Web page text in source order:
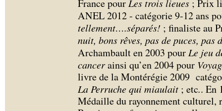
France pour Les trois lieues ; Prix
ANEL 2012 - catégorie 9-12 ans
tellement….séparés! ; finaliste au
nuit, bons rêves, pas de puces, pas
Archambault en 2003 pour Le jeu
cancerainsi qu’en 2004 pour
livre de la Montérégie 2009
La Perruche qui miaulait ; etc.. En
Médaille du rayonnement culturel,